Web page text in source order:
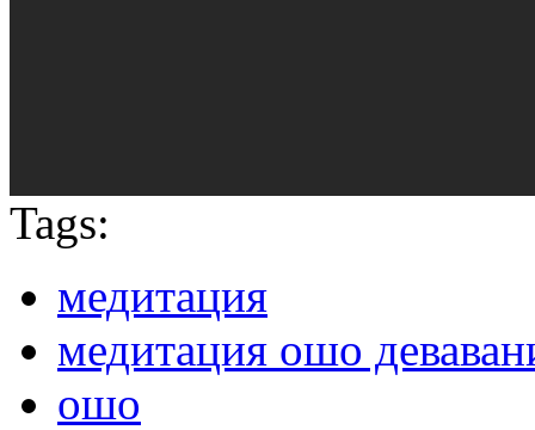
Tags:
медитация
медитация ошо
ошо